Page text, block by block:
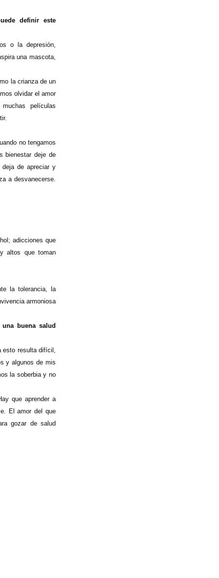
definir este
o la depresión,
una mascota,
la crianza de un
olvidar el amor
películas
no tengamos
bienestar deje de
deja de apreciar y
a desvanecerse.
adicciones que
altos que toman
la tolerancia, la
armoniosa
buena salud
esto resulta difícil,
y algunos de mis
la soberbia y no
que aprender a
El amor del que
gozar de salud